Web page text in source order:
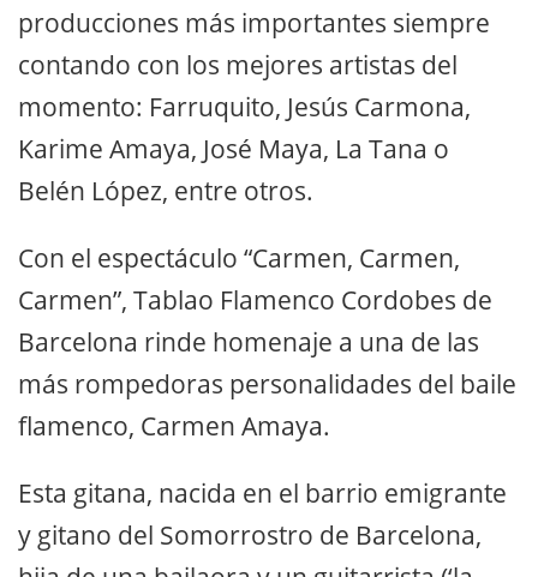
producciones más importantes siempre
contando con los mejores artistas del
momento: Farruquito, Jesús Carmona,
Karime Amaya, José Maya, La Tana o
Belén López, entre otros.
Con el espectáculo “Carmen, Carmen,
Carmen”, Tablao Flamenco Cordobes de
Barcelona rinde homenaje a una de las
más rompedoras personalidades del baile
flamenco, Carmen Amaya.
Esta gitana, nacida en el barrio emigrante
y gitano del Somorrostro de Barcelona,